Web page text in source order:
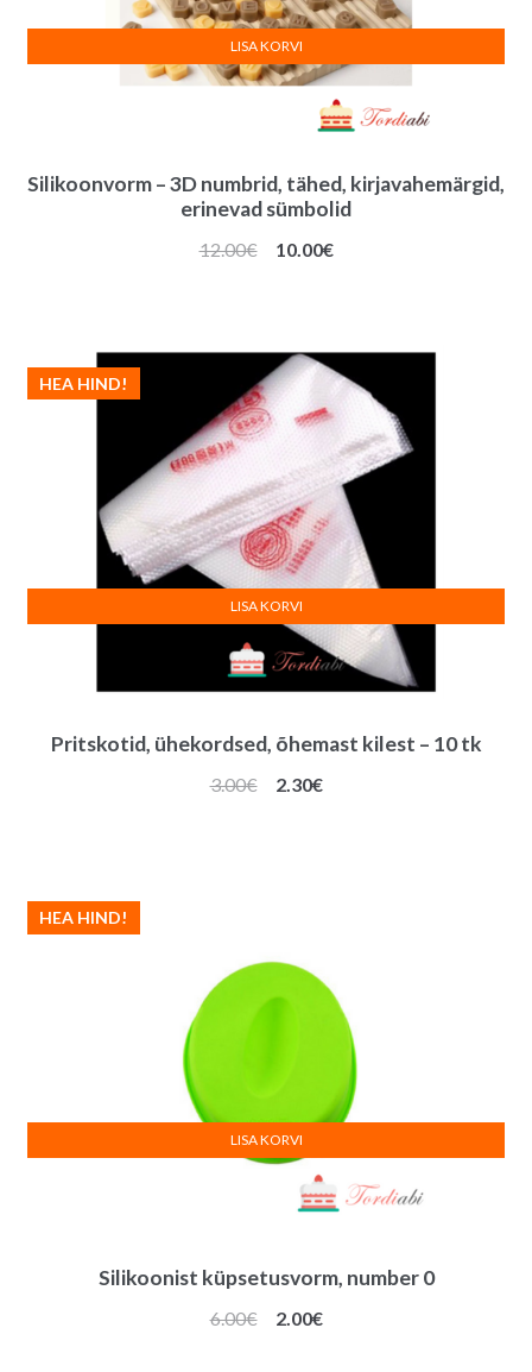
Silikoonvorm – 3D numbrid, tähed, kirjavahemärgid,
erinevad sümbolid
12.00€
Algne
10.00€Praegune
LISA KORVI
Pritskotid, ühekordsed, õhemast kilest – 10 tk
HEA HIND!
3.00€
Algne
2.30€Praegune
LISA KORVI
Silikoonist küpsetusvorm, number 0
HEA HIND!
6.00€
Algne
2.00€Praegune
LISA KORVI